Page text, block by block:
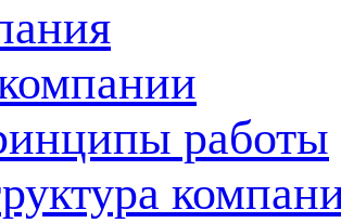
работы